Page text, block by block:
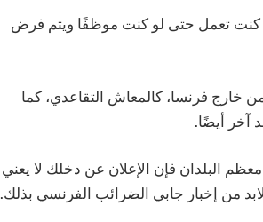
كنت تعمل حتى لو كنت موظفًا ويتم فرض
خارج فرنسا، كالمعاش التقاعدي، كما
آخر أيضًا.
البلدان فإن الإعلان عن دخلك لا يعني
من إخبار جابي الضرائب الفرنسي بذلك.